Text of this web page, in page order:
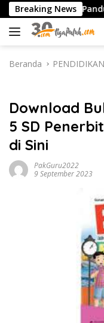
Langsung
ke
konten
Breaking News
PDF: Panduan
Beranda PENDIDIKAN
Download
5 SD
di Sini
PakGuru2022
9 September 2023